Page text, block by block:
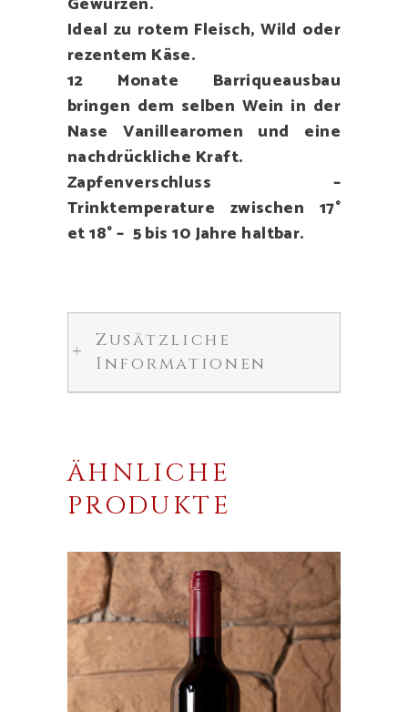
Ideal zu rotem Fleisch, Wild oder
rezentem Käse.
12 Monate Barriqueausbau
bringen dem selben Wein in der
Nase Vanillearomen und eine
nachdrückliche Kraft.
Zapfenverschluss –
Trinktemperature zwischen 17°
et 18° – 5 bis 10 Jahre haltbar.
Zusätzliche
Informationen
ÄHNLICHE
PRODUKTE